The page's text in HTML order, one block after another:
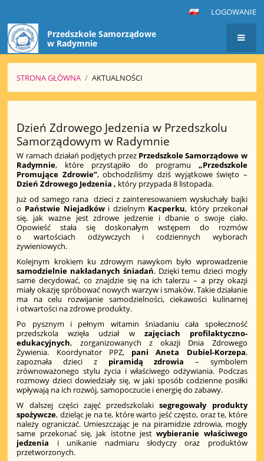
LOGOWANIE
Przedszkole Samorządowe
w Radymnie
STRONA GŁÓWNA / AKTUALNOŚCI
Dzień Zdrowego Jedzenia w Przedszkolu
Samorządowym w Radymnie
W ramach działań podjętych przez Przedszkole Samorządowe w
Radymnie, które przystąpiło do programu „Przedszkole
Promujące Zdrowie”, obchodziliśmy dziś wyjątkowe święto –
Dzień Zdrowego Jedzenia , który przypada 8 listopada.
Już od samego rana dzieci z zainteresowaniem wysłuchały bajki
o Państwie Niejadkówi dzielnym Kacperku, który przekonał
się, jak ważne jest zdrowe jedzenie i dbanie o swoje ciało.
Opowieść stała się doskonałym wstępem do rozmów
o wartościach odżywczych i codziennych wyborach
żywieniowych.
Kolejnym krokiem ku zdrowym nawykom było wprowadzenie
samodzielnie nakładanych śniadań. Dzięki temu dzieci mogły
same decydować, co znajdzie się na ich talerzu – a przy okazji
miały okazję spróbować nowych warzyw i smaków. Takie działanie
ma na celu rozwijanie samodzielności, ciekawości kulinarnej
i otwartości na zdrowe produkty.
Po pysznym i pełnym witamin śniadaniu cała społeczność
przedszkola wzięła udział w zajęciach profilaktyczno-
edukacyjnych, zorganizowanych z okazji Dnia Zdrowego
Żywienia. Koordynator PPZ, pani Aneta Dubiel-Korzepa,
zapoznała dzieci z piramidą zdrowia – symbolem
zrównoważonego stylu życia i właściwego odżywiania. Podczas
rozmowy dzieci dowiedziały się, w jaki sposób codzienne posiłki
wpływają na ich rozwój, samopoczucie i energię do zabawy.
W dalszej części zajęć przedszkolakisegregowały produkty
spożywcze, dzieląc je na te, które warto jeść często, oraz te, które
należy ograniczać. Umieszczając je na piramidzie zdrowia, mogły
same przekonać się, jak istotne jestwybieranie właściwego
jedzenia i unikanie nadmiaru słodyczy oraz produktów
przetworzonych.